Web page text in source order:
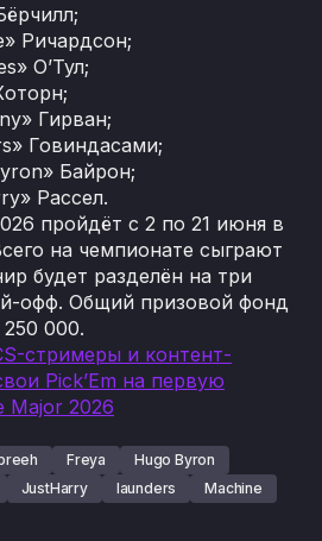
Ричардсон;
О’Тул;
Гирван;
Говиндасами;
Байрон;
Рассел.
пройдёт с 2 по 21 июня в
на чемпионате сыграют
будет разделён на три
офф. Общий призовой фонд
000.
стримеры и контент-
Pick’Em на первую
Major 2026
Freya
Hugo Byron
JustHarry launders
Machine